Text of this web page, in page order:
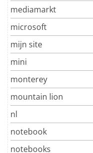
mediamarkt
microsoft
mijn site
mini
monterey
mountain lion
nl
notebook
notebooks